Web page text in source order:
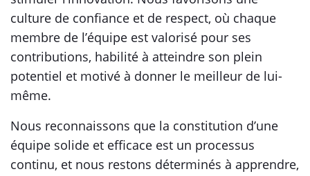
culture de confiance et de respect, où chaque
membre de l’équipe est valorisé pour ses
contributions, habilité à atteindre son plein
potentiel et motivé à donner le meilleur de lui-
même.
Nous reconnaissons que la constitution d’une
équipe solide et efficace est un processus
continu, et nous restons déterminés à apprendre,